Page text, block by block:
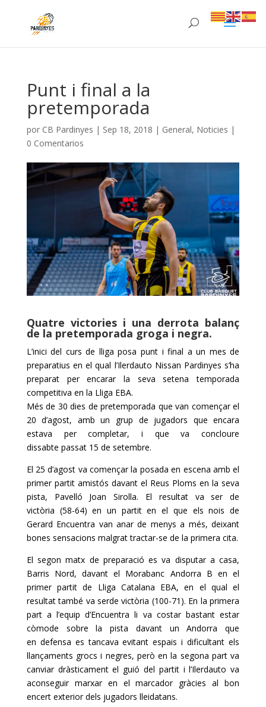
Punt i final a la
pretemporada
por CB Pardinyes | Sep 18, 2018 | General, Noticies |
0 Comentarios
Quatre victories i una derrota balanç
de la pretemporada groga i negra.
L’inici del curs de lliga posa punt i final a un mes de
preparatius en el qual l’Ilerdauto Nissan Pardinyes s’ha
preparat per encarar la seva setena temporada
competitiva en la Lliga EBA.
Més de 30 dies de pretemporada que van començar el
20 d’agost, amb un grup de jugadors que encara
estava per completar, i que va concloure
dissabte passat 15 de setembre.
El 25 d’agost va començar la posada en escena amb el
primer partit amistós davant el Reus Ploms en la seva
pista, Pavelló Joan Sirolla. El resultat va ser de
victòria (58-64) en un partit en el que els nois de
Gerard Encuentra van anar de menys a més, deixant
bones sensacions malgrat tractar-se de la primera cita.
El segon matx de preparació es va disputar a casa,
Barris Nord, davant el Morabanc Andorra B en el
primer partit de Lliga Catalana EBA, en el qual el
resultat també va serde victòria (100-71). En la primera
part a l’equip d’Encuentra li va costar bastant estar
còmode sobre la pista davant un Andorra que
en defensa es tancava evitant espais i dificultant els
llançaments grocs i negres, però en la segona part va
canviar dràsticament el guió del partit i l’Ilerdauto va
aconseguir marxar en el marcador gràcies al bon
encert exterior dels jugadors lleidatans.